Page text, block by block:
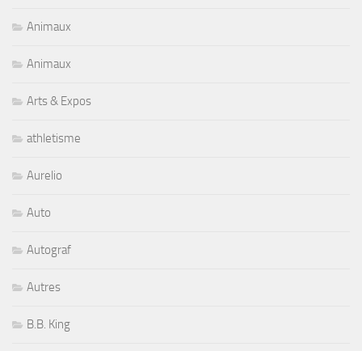
Animaux
Animaux
Arts & Expos
athletisme
Aurelio
Auto
Autograf
Autres
B.B. King